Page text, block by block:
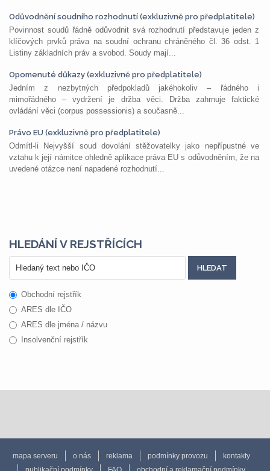
Odůvodnění soudního rozhodnutí (exkluzivně pro předplatitele)
Povinnost soudů řádně odůvodnit svá rozhodnutí představuje jeden z
klíčových prvků práva na soudní ochranu chráněného čl. 36 odst. 1
Listiny základních práv a svobod. Soudy mají...
Opomenuté důkazy (exkluzivně pro předplatitele)
Jedním z nezbytných předpokladů jakéhokoliv – řádného i
mimořádného – vydržení je držba věci. Držba zahrnuje faktické
ovládání věci (corpus possessionis) a současně...
Právo EU (exkluzivně pro předplatitele)
Odmítl-li Nejvyšší soud dovolání stěžovatelky jako nepřípustné ve
vztahu k její námitce ohledně aplikace práva EU s odůvodněním, že na
uvedené otázce není napadené rozhodnutí...
HLEDÁNÍ V REJSTŘÍCÍCH
Obchodní rejstřík
ARES dle IČO
ARES dle jména / názvu
Insolvenční rejstřík
mapa serveru o nás reklama podmínky provozu
kontakty